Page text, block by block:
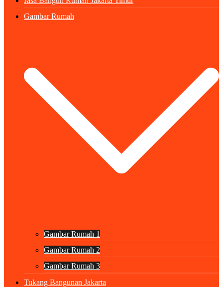
Gambar Rumah
Gambar Rumah 1
Gambar Rumah 2
Gambar Rumah 3
Tukang Bangunan Jakarta